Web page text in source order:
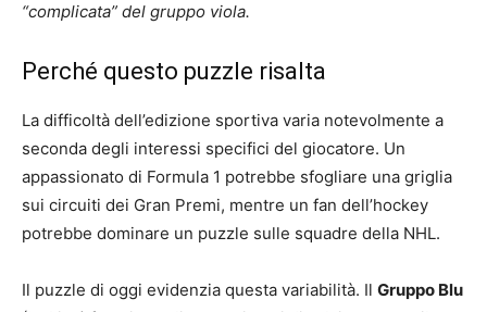
“complicata” del gruppo viola.
Perché questo puzzle risalta
La difficoltà dell’edizione sportiva varia notevolmente a
seconda degli interessi specifici del giocatore. Un
appassionato di Formula 1 potrebbe sfogliare una griglia
sui circuiti dei Gran Premi, mentre un fan dell’hockey
potrebbe dominare un puzzle sulle squadre della NHL.
Il puzzle di oggi evidenzia questa variabilità. Il Gruppo Blu